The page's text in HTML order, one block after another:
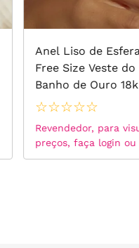
Anel Liso de
Free Size Veste do
Banho de Ouro 18k
☆☆☆☆☆
Revendedor, para
preços, faça login